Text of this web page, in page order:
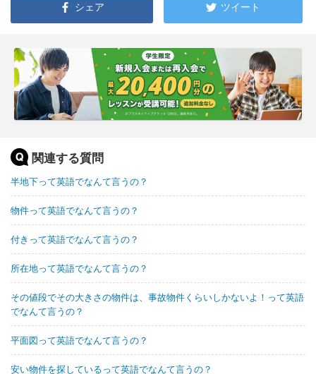
シェア ツイート
関連する質問
半地下って英語でなんて言うの？
物件って英語でなんて言うの？
付きって英語でなんて言うの？
所在地って英語でなんて言うの？
その値段でその大きさの物件は、事故物件くらいしかないよ！って英語
でなんて言うの？
平面図って英語でなんて言うの？
安い物件を探しているって英語でなんて言うの？